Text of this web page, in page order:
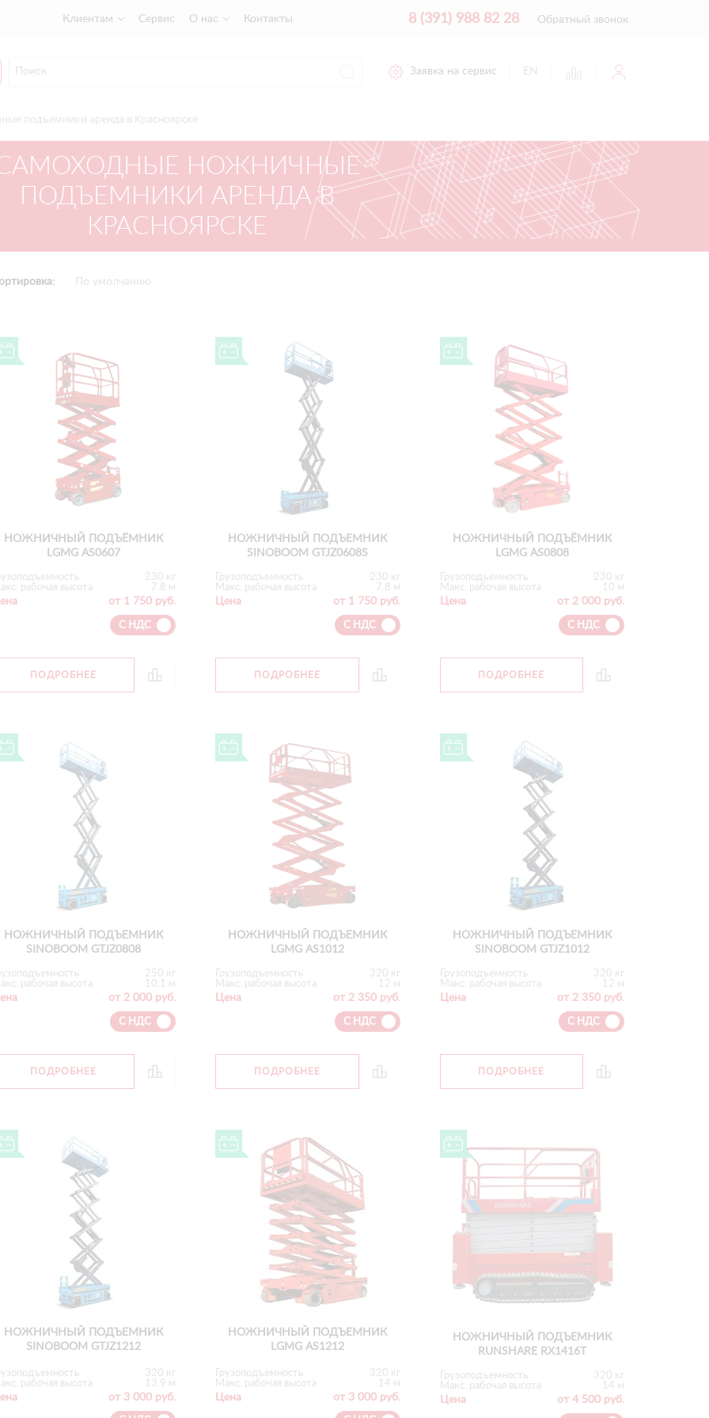
Клиентам Сервис О нас Контакты 8 (391) 988 82 28 Обратный звонок
Заявка на сервис EN
подъемники аренда в Красноярске
НОЖНИЧНЫЕ
ПОДЪЕМНИКИ АРЕНДА В
КРАСНОЯРСКЕ
НОЖНИЧНЫЙ ПОДЪЁМНИК
LGMG AS0607
230 кг
рабочая высота
7.8 м
от 1 750 руб.
С НДС
ПОДРОБНЕЕ
НОЖНИЧНЫЙ ПОДЪЕМНИК
SINOBOOM GTJZ0608S
Грузоподъемность
230 кг
Макс. рабочая высота
7.8 м
Цена от 1 750 руб.
С НДС
ПОДРОБНЕЕ
НОЖНИЧНЫЙ ПОДЪЁМНИК
LGMG AS0808
Грузоподъемность
230 кг
Макс. рабочая высота
10 м
Цена от 2 000 руб.
С НДС
ПОДРОБНЕЕ
НОЖНИЧНЫЙ ПОДЪЕМНИК
SINOBOOM GTJZ0808
250 кг
рабочая высота
10.1 м
от 2 000 руб.
С НДС
ПОДРОБНЕЕ
НОЖНИЧНЫЙ ПОДЪЕМНИК
LGMG AS1012
Грузоподъемность
320 кг
Макс. рабочая высота
12 м
Цена от 2 350 руб.
С НДС
ПОДРОБНЕЕ
НОЖНИЧНЫЙ ПОДЪЕМНИК
SINOBOOM GTJZ1012
Грузоподъемность
320 кг
Макс. рабочая высота
12 м
Цена от 2 350 руб.
С НДС
ПОДРОБНЕЕ
НОЖНИЧНЫЙ ПОДЪЕМНИК
SINOBOOM GTJZ1212
320 кг
рабочая высота
13.9 м
от 3 000 руб.
НОЖНИЧНЫЙ ПОДЪЕМНИК
LGMG AS1212
Грузоподъемность
320 кг
Макс. рабочая высота
14 м
Цена от 3 000 руб.
НОЖНИЧНЫЙ ПОДЪЕМНИК
RUNSHARE RX1416T
Грузоподъемность
320 кг
Макс. рабочая высота
14 м
Цена от 4 500 руб.